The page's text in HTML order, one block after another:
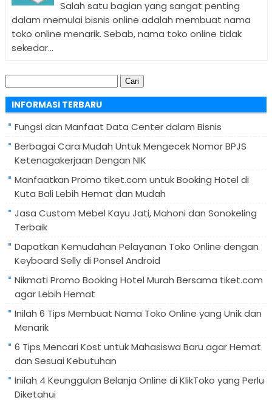
Salah satu bagian yang sangat penting
dalam memulai bisnis online adalah membuat nama
toko online menarik. Sebab, nama toko online tidak
sekedar...
Cari
untuk:
INFORMASI TERBARU
Fungsi dan Manfaat Data Center dalam Bisnis
Berbagai Cara Mudah Untuk Mengecek Nomor BPJS
Ketenagakerjaan Dengan NIK
Manfaatkan Promo tiket.com untuk Booking Hotel di
Kuta Bali Lebih Hemat dan Mudah
Jasa Custom Mebel Kayu Jati, Mahoni dan Sonokeling
Terbaik
Dapatkan Kemudahan Pelayanan Toko Online dengan
Keyboard Selly di Ponsel Android
Nikmati Promo Booking Hotel Murah Bersama tiket.com
agar Lebih Hemat
Inilah 6 Tips Membuat Nama Toko Online yang Unik dan
Menarik
6 Tips Mencari Kost untuk Mahasiswa Baru agar Hemat
dan Sesuai Kebutuhan
Inilah 4 Keunggulan Belanja Online di KlikToko yang Perlu
Diketahui